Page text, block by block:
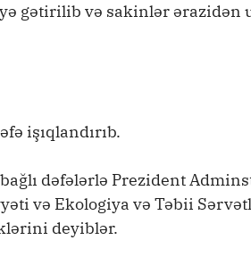
gətirilib və sakinlər ərazidən
işıqlandırıb.
dəfələrlə Prezident
və Ekologiya və Təbii
deyiblər.